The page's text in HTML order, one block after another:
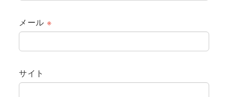
メール ※
サイト